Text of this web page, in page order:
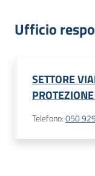
Ufficio
SETTORE
Telefono:050